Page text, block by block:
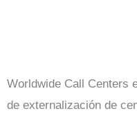
Worldwide Call Centers
de externalización de